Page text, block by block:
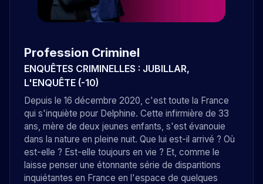
Profession Criminel
ENQUÊTES CRIMINELLES : JUBILLAR,
L'ENQUÊTE (-10)
Depuis le 16 décembre 2020, c'est toute la France
qui s'inquiète pour Delphine. Cette infirmière de 33
ans, mère de deux jeunes enfants, s'est évanouie
dans la nature en pleine nuit. Que lui est-il arrivé ? Où
est-elle ? Est-elle toujours en vie ? Et, comme le
laisse penser une étonnante série de disparitions
inquiétantes en France en l'espace de quelques